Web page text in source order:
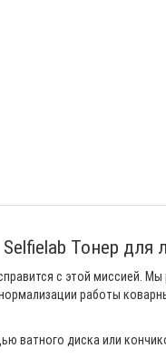
Selfielab Тонер для
с этой миссией.
работы
ватного диска или